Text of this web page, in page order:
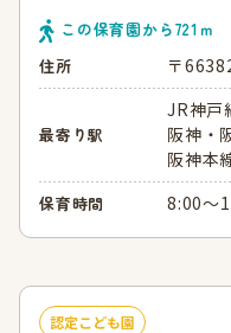
この保育園から721 ｍ
住所
〒
最寄り駅
JR神戸
阪神・
阪神本
保育時間 8:00～
認定こども園